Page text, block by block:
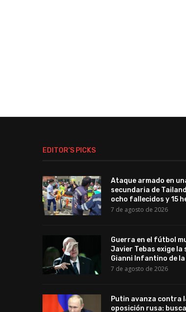
EDITOR’S PICKS
Ataque armado en
secundaria de
ocho fallecidos y 15
7 de agosto de 2026
Guerra en el fútbol
Javier Tebas exige la
Gianni Infantino de la
7 de agosto de 2026
Putin avanza contra
oposición rusa: